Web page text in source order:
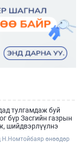
тулгамдаж буй
бүр Засгийн газрын
шийдвэрлүүлнэ
өнөөдөр